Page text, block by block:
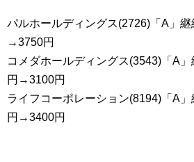
パルホールディングス(2726)「A」
→3750円
コメダホールディングス(3543)「A
円→3100円
ライフコーポレーション(8194)「A
円→3400円